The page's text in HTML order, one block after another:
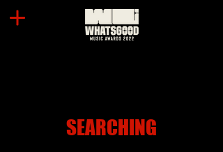
SEARCHING